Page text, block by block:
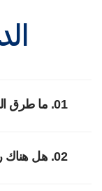
01. ما طرق الدفع المقبولة؟
02. هل هناك رسوم إضافية